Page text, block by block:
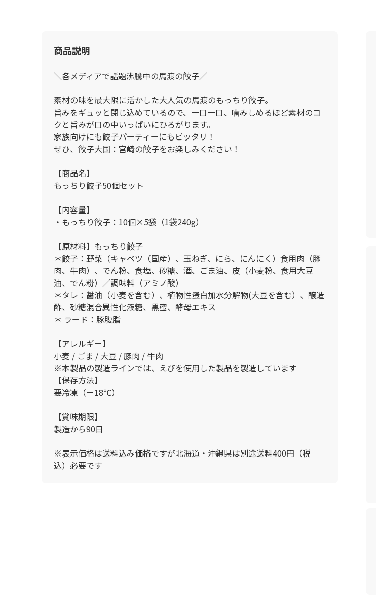
商品説明
＼各メディアで話題沸騰中の馬渡の餃子／
素材の味を最大限に活かした大人気の馬渡のもっちり餃子。
旨みをギュッと閉じ込めているので、一口一口、噛みしめるほど素材のコ
クと旨みが口の中いっぱいにひろがります。
家族向けにも餃子パーティーにもピッタリ！
ぜひ、餃子大国：宮崎の餃子をお楽しみください！
【商品名】
もっちり餃子50個セット
【内容量】
・もっちり餃子：10個×5袋（1袋240g）
【原材料】もっちり餃子
＊餃子：野菜（キャベツ（国産）、玉ねぎ、にら、にんにく）食用肉（豚
肉、牛肉）、でん粉、食塩、砂糖、酒、ごま油、皮（小麦粉、食用大豆
油、でん粉）／調味料（アミノ酸）
＊タレ：醤油（小麦を含む）、植物性蛋白加水分解物(大豆を含む）、醸造
酢、砂糖混合異性化液糖、黒蜜、酵母エキス
＊ ラード：豚腹脂
【アレルギー】
小麦 / ごま / 大豆 / 豚肉 / 牛肉
※本製品の製造ラインでは、えびを使用した製品を製造しています
【保存方法】
要冷凍（－18℃）
【賞味期限】
製造から90日
※表示価格は送料込み価格ですが北海道・沖縄県は別途送料400円（税
込）必要です